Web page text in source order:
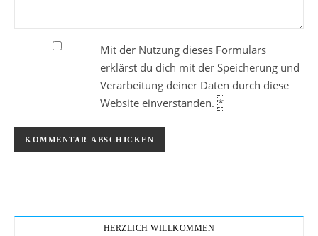
Mit der Nutzung dieses Formulars
erklärst du dich mit der Speicherung und
Verarbeitung deiner Daten durch diese
Website einverstanden. *
HERZLICH WILLKOMMEN